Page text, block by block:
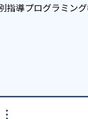
指導プログラミン